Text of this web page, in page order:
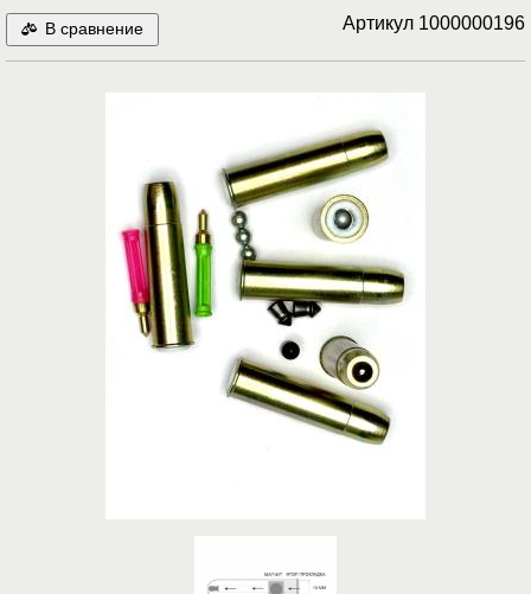
В сравнение Артикул 1000000196